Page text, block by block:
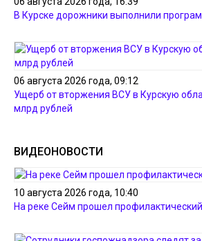
В Курске дорожники выполнили
06 августа 2026 года, 09:12
Ущерб от вторжения ВСУ в Курскую
млрд рублей
ВИДЕОНОВОСТИ
10 августа 2026 года, 10:40
На реке Сейм прошел